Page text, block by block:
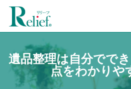
遺品整理は自分でで
点をわかりや